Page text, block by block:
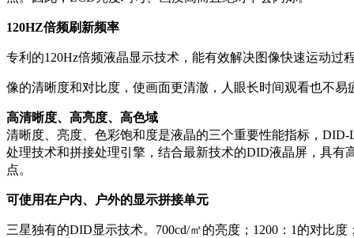
120HZ倍频刷新频率
专利的120Hz倍频液晶显示技术，能有效解决图像快速运动过
像的清晰度和对比度，使画面更清澈，人眼长时间观看也不易
高清晰度、高亮度、高色域
清晰度、亮度、色彩饱和度是液晶的三个重要性能指标，
处理技术和拼接处理引擎，结合最新技术的DID液晶屏，具有
点。
可使用在户内、户外的显示拼接单元
三星独有的DID显示技术。700cd/㎡的亮度；1200：1的对比